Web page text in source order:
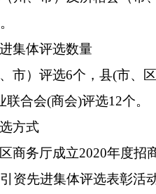
集体评选数量
市）评选6个，县(市、
联合会(商会)评选12个。
方式
商务厅成立2020年度招
资先进集体评选表彰活